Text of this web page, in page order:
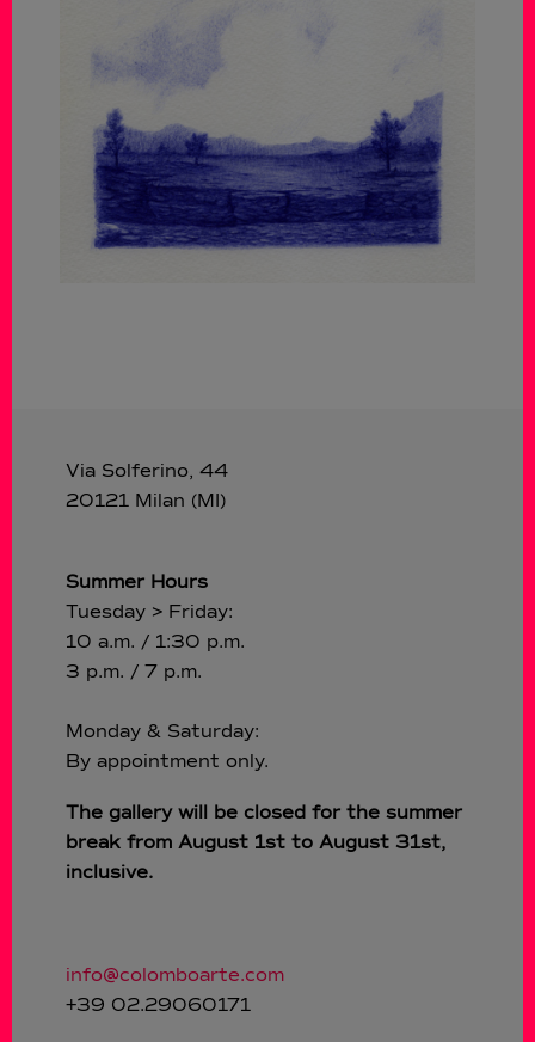
Via Solferino, 44
20121 Milan (MI)
Summer Hours
Tuesday > Friday:
10 a.m. / 1:30 p.m.
3 p.m. / 7 p.m.
Monday & Saturday:
By appointment only.
The gallery will be closed for the summer
break from August 1st to August 31st,
inclusive.
info@colomboarte.com
+39 02.29060171